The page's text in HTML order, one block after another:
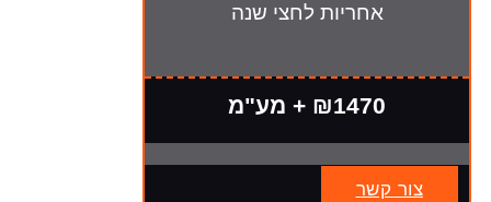
אחריות לחצי שנה
₪1470 + מע"מ
צור קשר